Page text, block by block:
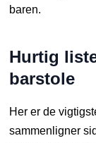
baren.
Hurtig
barstole
Her er de
sammenligner